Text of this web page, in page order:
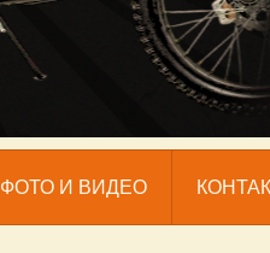
ФОТО И ВИДЕО